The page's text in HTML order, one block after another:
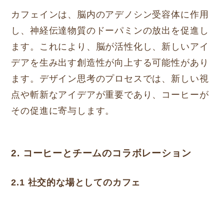
カフェインは、脳内のアデノシン受容体に作用
し、神経伝達物質のドーパミンの放出を促進し
ます。これにより、脳が活性化し、新しいアイ
デアを生み出す創造性が向上する可能性があり
ます。デザイン思考のプロセスでは、新しい視
点や斬新なアイデアが重要であり、コーヒーが
その促進に寄与します。
2. コーヒーとチームのコラボレーション
2.1 社交的な場としてのカフェ